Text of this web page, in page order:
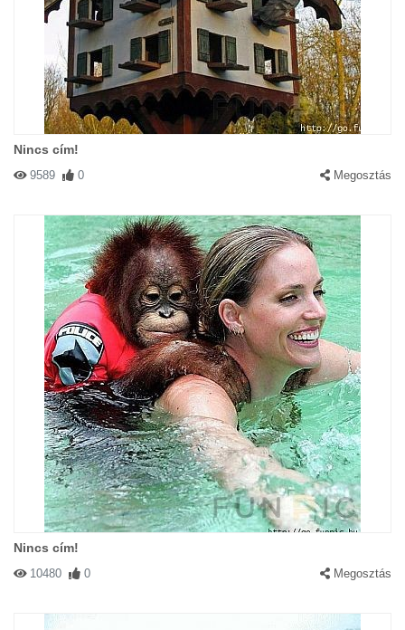
Nincs cím!
9589 0 Megosztás
Nincs cím!
10480 0 Megosztás